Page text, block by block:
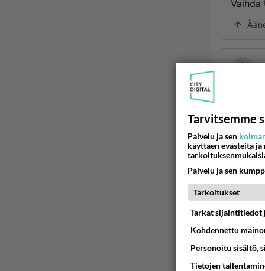
Vaihda
PÄIVÄ
Mitä
04.08.2026
Mikä
Tarvitsemme
Palvelu ja sen
käyttäen evästeitä
Palvelu ja sen
Tarkoitukset
Tarkat sijaintitiedot
Kohdennettu
Personoitu sisältö,
Tietojen